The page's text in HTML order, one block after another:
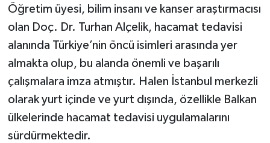
Öğretim üyesi, bilim insanı ve kanser araştırmacısı
olan Doç. Dr. Turhan Alçelik, hacamat tedavisi
alanında Türkiye’nin öncü isimleri arasında yer
almakta olup, bu alanda önemli ve başarılı
çalışmalara imza atmıştır. Halen İstanbul merkezli
olarak yurt içinde ve yurt dışında, özellikle Balkan
ülkelerinde hacamat tedavisi uygulamalarını
sürdürmektedir.